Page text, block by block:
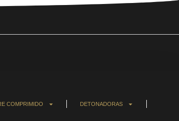
COMPRIMIDO DETONADORAS